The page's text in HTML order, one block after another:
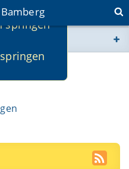
springen